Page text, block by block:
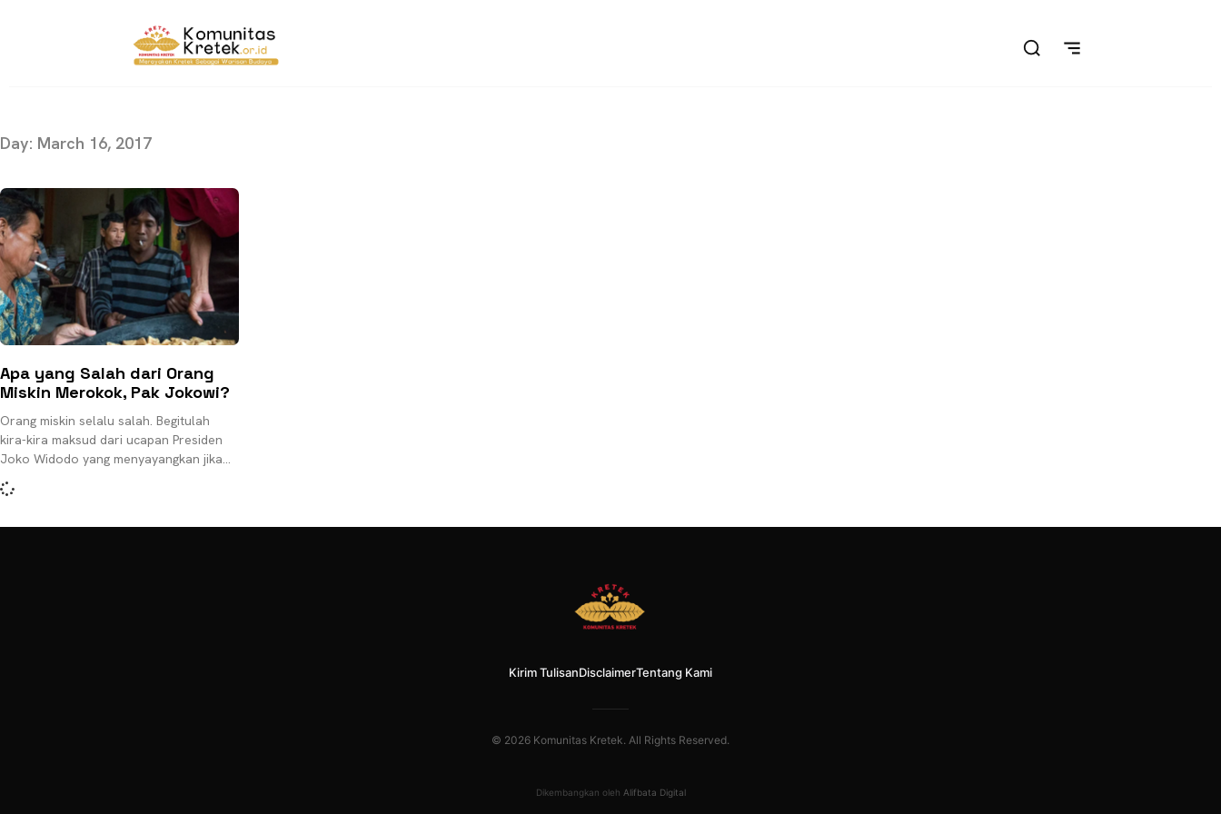
Day: March 16, 2017
Apa yang Salah dari Orang
Miskin Merokok, Pak Jokowi?
Orang miskin selalu salah. Begitulah
kira-kira maksud dari ucapan Presiden
Joko Widodo yang menyayangkan jika
orang-orang miskin merokok. Ketimbang
membeli makanan bergizi, orang-orang
Kirim TulisanDisclaimerTentang Kami
© 2026 Komunitas Kretek. All Rights Reserved.
Dikembangkan oleh Alifbata Digital